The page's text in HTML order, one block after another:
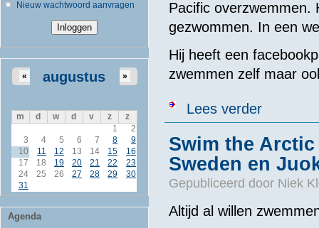
Nieuw wachtwoord aanvragen
augustus
« »
m d w d v z
z
1
2
3
4 5 6 7 8
9
10
11 12 13 14 15
16
17
18 19 20 21 22
23
24
25 26 27 28 29
30
31
Agenda
Pacific overzwemmen.
gezwommen. In een
Hij heeft een
zwemmen zelf maar
Lees verderover The
Swim the
Sweden en
Gepubliceerd door Niek
Altijd al willen